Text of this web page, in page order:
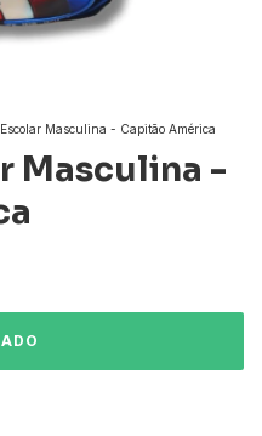
Masculina - Capitão América
Masculina -